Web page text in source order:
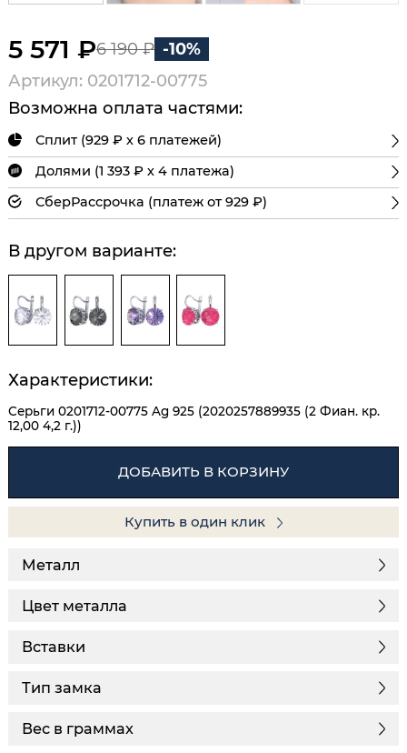
5 571 ₽6 190 ₽ -10%
Артикул: 0201712-00775
Возможна оплата частями:
Сплит (929 ₽ х 6 платежей)
Долями (1 393 ₽ х 4 платежа)
СберРассрочка (платеж от 929 ₽)
В другом варианте:
Характеристики:
Серьги 0201712-00775 Ag 925 (2020257889935 (2 Фиан. кр.
12,00 4,2 г.))
ДОБАВИТЬ В КОРЗИНУ
Купить в один клик
Металл
Цвет металла
Вставки
Тип замка
Вес в граммах